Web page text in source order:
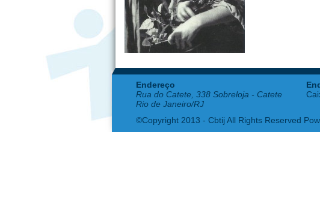
Endereço
Rua do Catete, 338 Sobreloja - Catete
Rio de Janeiro/RJ
©Copyright 2013 - Cbtij All Rights Reserved